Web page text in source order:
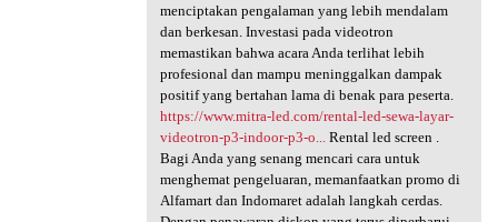
menciptakan pengalaman yang lebih mendalam
dan berkesan. Investasi pada videotron
memastikan bahwa acara Anda terlihat lebih
profesional dan mampu meninggalkan dampak
positif yang bertahan lama di benak para peserta.
https://www.mitra-led.com/rental-led-sewa-layar-
videotron-p3-indoor-p3-o...Rental led screen .
Bagi Anda yang senang mencari cara untuk
menghemat pengeluaran, memanfaatkan promo di
Alfamart dan Indomaret adalah langkah cerdas.